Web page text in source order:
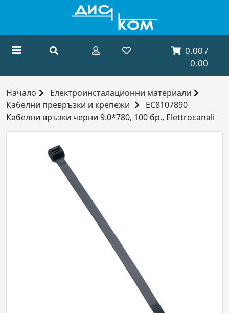
0.00 /
0.00
Начало
Електроинсталационни материали
Кабелни превръзки и крепежи
EC8107890
Кабелни връзки черни 9.0*780, 100 бр., Elettrocanali